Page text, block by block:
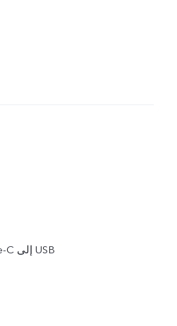
كابل تحويل من Type-C إلى USB